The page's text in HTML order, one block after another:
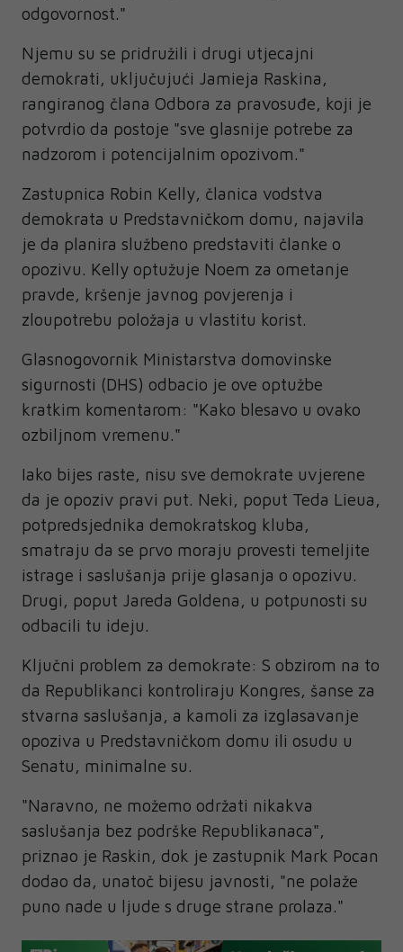
odgovornost."
Njemu su se pridružili i drugi utjecajni
demokrati, uključujući Jamieja Raskina,
rangiranog člana Odbora za pravosuđe, koji je
potvrdio da postoje "sve glasnije potrebe za
nadzorom i potencijalnim opozivom."
Zastupnica Robin Kelly, članica vodstva
demokrata u Predstavničkom domu, najavila
je da planira službeno predstaviti članke o
opozivu. Kelly optužuje Noem za ometanje
pravde, kršenje javnog povjerenja i
zloupotrebu položaja u vlastitu korist.
Glasnogovornik Ministarstva domovinske
sigurnosti (DHS) odbacio je ove optužbe
kratkim komentarom: "Kako blesavo u ovako
ozbiljnom vremenu."
Iako bijes raste, nisu sve demokrate uvjerene
da je opoziv pravi put. Neki, poput Teda Lieua,
potpredsjednika demokratskog kluba,
smatraju da se prvo moraju provesti temeljite
istrage i saslušanja prije glasanja o opozivu.
Drugi, poput Jareda Goldena, u potpunosti su
odbacili tu ideju.
Ključni problem za demokrate: S obzirom na to
da Republikanci kontroliraju Kongres, šanse za
stvarna saslušanja, a kamoli za izglasavanje
opoziva u Predstavničkom domu ili osudu u
Senatu, minimalne su.
"Naravno, ne možemo održati nikakva
saslušanja bez podrške Republikanaca",
priznao je Raskin, dok je zastupnik Mark Pocan
dodao da, unatoč bijesu javnosti, "ne polaže
puno nade u ljude s druge strane prolaza."